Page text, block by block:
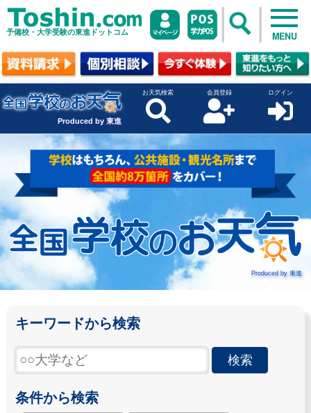
予備校・大学受験の東進ドットコム MENU
Produced by 東進
お天気検索 会員登録 ログイン
Produced by 東進
キーワードから検索
条件から検索